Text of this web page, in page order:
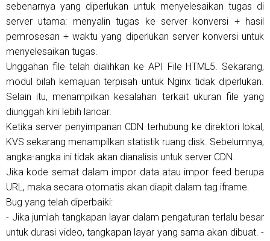
sebenarnya yang diperlukan untuk menyelesaikan tugas di
server utama: menyalin tugas ke server konversi + hasil
pemrosesan + waktu yang diperlukan server konversi untuk
menyelesaikan tugas.
Unggahan file telah dialihkan ke API File HTML5. Sekarang,
modul bilah kemajuan terpisah untuk Nginx tidak diperlukan.
Selain itu, menampilkan kesalahan terkait ukuran file yang
diunggah kini lebih lancar.
Ketika server penyimpanan CDN terhubung ke direktori lokal,
KVS sekarang menampilkan statistik ruang disk. Sebelumnya,
angka-angka ini tidak akan dianalisis untuk server CDN.
Jika kode semat dalam impor data atau impor feed berupa
URL, maka secara otomatis akan diapit dalam tag iframe.
Bug yang telah diperbaiki:
- Jika jumlah tangkapan layar dalam pengaturan terlalu besar
untuk durasi video, tangkapan layar yang sama akan dibuat. -